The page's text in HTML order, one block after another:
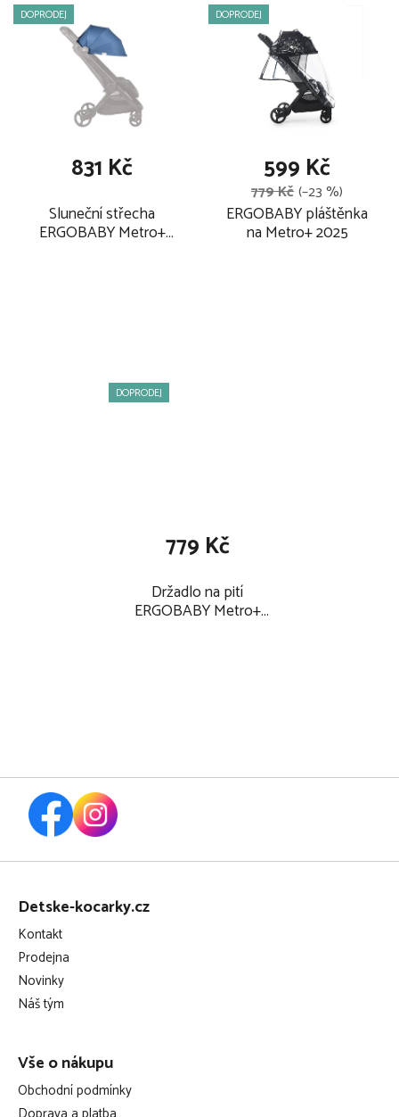
variant autosedaček
klid v duši – dvouletá záruka na všechny kočárky Metro
pláštěnka je součástí kočárku – součástí kočárků je
pláštěnka pro komfort při nepřízni počasí
samostatně lze zakoupit přenosnou tašku, fusak a přední
Maximální hmotnost a věk dítěte pro které je kočárek určen:
22 kg nebo 4 roky, podle toho, co nastane dříve.
DOPRODEJ
Sluneční střecha
ERGOBABY Metro+
831 Kč
DOPRODEJ
ERGOBABY pláštěnka
na Metro+ 2025
599 Kč
779 Kč(–23 %)
DOPRODEJ
Držadlo na pití
ERGOBABY Metro+
779 Kč
Z
Detske-kocarky.cz
Kontakt
Prodejna
Novinky
Náš tým
Vše o nákupu
Obchodní podmínky